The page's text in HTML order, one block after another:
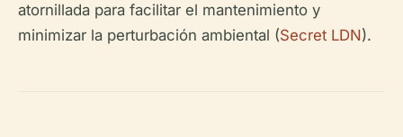
atornillada para facilitar el mantenimiento y
minimizar la perturbación ambiental (Secret LDN).